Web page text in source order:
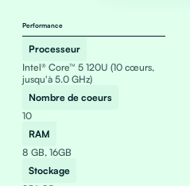
Performance
Processeur
Intel® Core™ 5 120U (10 cœurs,
jusqu'à 5.0 GHz)
Nombre de coeurs
10
RAM
8 GB, 16GB
Stockage